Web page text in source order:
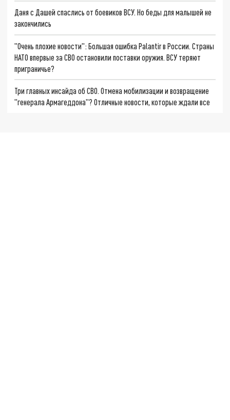
Даня с Дашей спаслись от боевиков ВСУ. Но беды для малышей не
закончились
"Очень плохие новости": Большая ошибка Palantir в России. Страны
НАТО впервые за СВО остановили поставки оружия. ВСУ теряют
приграничье?
Три главных инсайда об СВО. Отмена мобилизации и возвращение
"генерала Армагеддона"? Отличные новости, которые ждали все